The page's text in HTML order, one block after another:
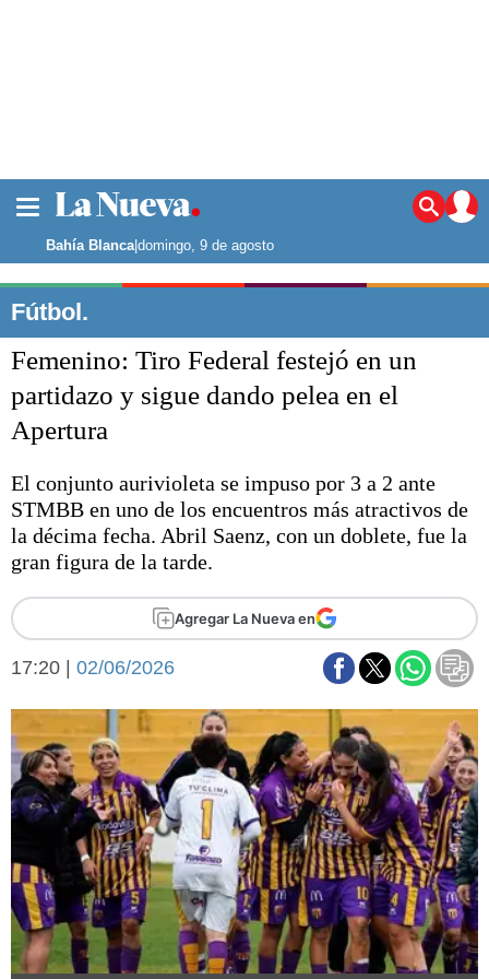
Noticias
La ciudad
Punta Alta
El mundo
Seguridad
Deportes
Liga del Sur
Básquetbol
Fútbol
Arte y cultura
Cines
Economía y campo
Economía y finanzas
Con el campo
Espacio empresas
Sociedad y tiempo
libre
Sociedad
Tecnología
Turismo
Salud
Es viral
El tiempo
Fúnebres
Clasificados
Bahía Blanca|domingo, 9 de agosto
Fútbol.
Femenino: Tiro Federal festejó en un
partidazo y sigue dando pelea en el
Apertura
El conjunto aurivioleta se impuso por 3 a 2 ante
STMBB en uno de los encuentros más atractivos de
la décima fecha. Abril Saenz, con un doblete, fue la
gran figura de la tarde.
Agregar La Nueva en
17:20 | 02/06/2026